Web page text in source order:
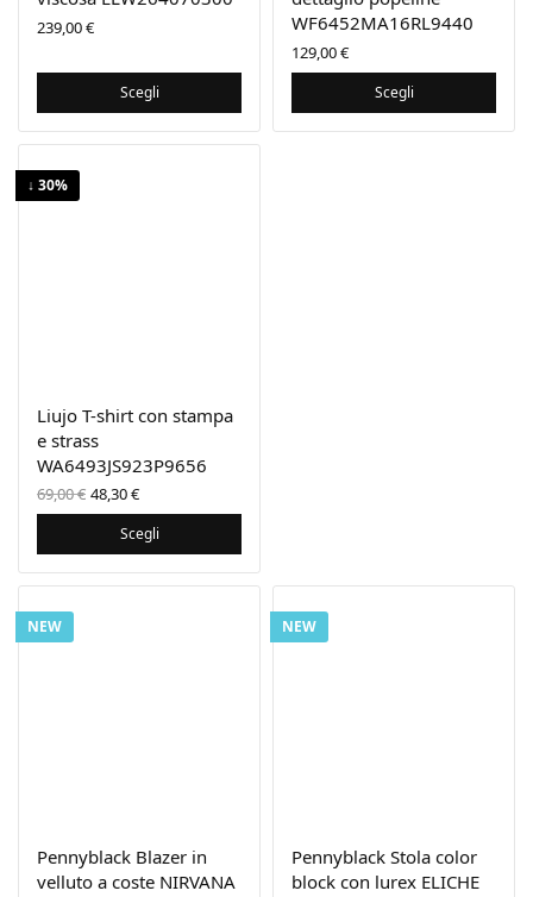
239,00€
Scegli
WF6452MA16RL9440
129,00€
Scegli
↓ 30%
Liujo T-shirt con stampa
e strass
WA6493JS923P9656
69,00€ Il prezzo
originale
era:
69,00 €.
48,30€Il
prezzo
attuale
è:
48,30 €.
Scegli
NEW
Pennyblack Blazer in
velluto a coste NIRVANA
NEW
Pennyblack Stola color
block con lurex ELICHE